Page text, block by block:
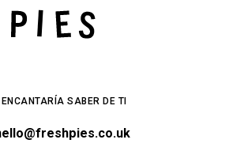
ENCANTARÍA SABER DE TI